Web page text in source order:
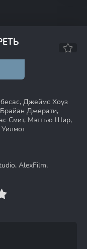
Джеймс Хоуз
Джерати,
Смит, Мэттью Шир,
AlexFilm,